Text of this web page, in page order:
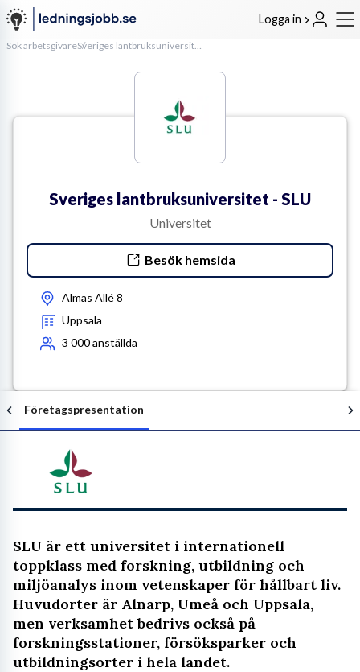
Logga in
Sök arbetsgivare Sveriges lantbruksuniversitet - SLU
Sveriges lantbruksuniversitet - SLU
Universitet
Besök hemsida
Almas Allé 8
Uppsala
3 000anställda
Företagspresentation
SLU är ett universitet i internationell
toppklass med forskning, utbildning och
miljöanalys inom vetenskaper för hållbart liv.
Huvudorter är Alnarp, Umeå och Uppsala,
men verksamhet bedrivs också på
forskningsstationer, försöksparker och
utbildningsorter i hela landet.